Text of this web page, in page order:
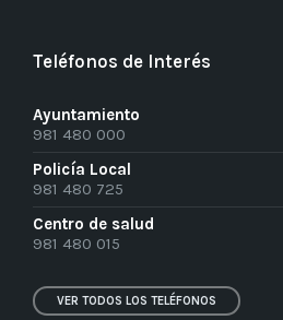
Teléfonos de Interés
Ayuntamiento
981 480 000
Policía Local
981 480 725
Centro de salud
981 480 015
VER TODOS LOS TELÉFONOS